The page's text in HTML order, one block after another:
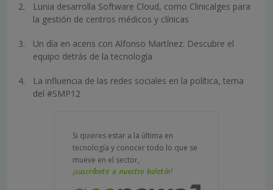
Lunia desarrolla Software Cloud, como Clinicalges para
la gestión de centros médicos y clínicas
Un día en acens con Alfonso Martínez. Descubre el
equipo detrás de la tecnología
La influencia de las redes sociales en la política, tema
del #SMP12
Si quieres estar a la última en
tecnología y conocer todo lo que se
mueve en el sector,
¡suscríbete a nuestro boletín!